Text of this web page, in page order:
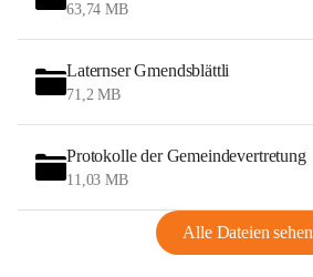
63,74 MB
Laternser Gmendsblättli
71,2 MB
Protokolle der Gemeindevertretung
11,03 MB
Alle Dateien sehen